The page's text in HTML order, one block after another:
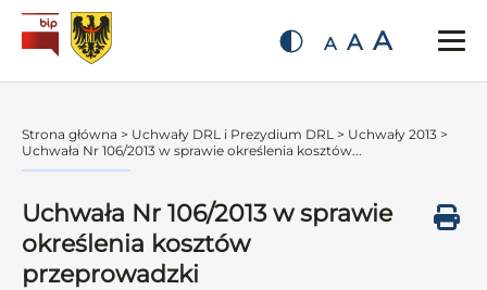
A A A
Strona główna > Uchwały DRL i Prezydium DRL > Uchwały 2013 >
Uchwała Nr 106/2013 w sprawie określenia kosztów...
Uchwała Nr 106/2013 w sprawie
określenia kosztów
przeprowadzki